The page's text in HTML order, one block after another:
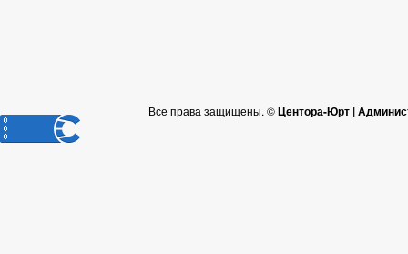
Все права защищены. ©Центора-Юрт |